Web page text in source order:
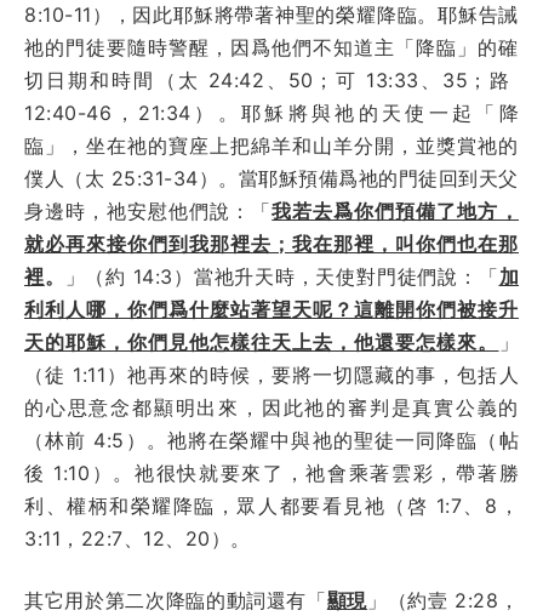
8:10-11），因此耶穌將帶著神聖的榮耀降臨。耶穌告誡
祂的門徒要隨時警醒，因爲他們不知道主「降臨」的確
切日期和時間（太 24:42、50；可 13:33、35；路
12:40-46，21:34）。耶穌將與祂的天使一起「降
臨」，坐在祂的寶座上把綿羊和山羊分開，並獎賞祂的
僕人（太 25:31-34）。當耶穌預備爲祂的門徒回到天父
身邊時，祂安慰他們說：「我若去爲你們預備了地方，
就必再來接你們到我那裡去；我在那裡，叫你們也在那
裡。 」（約 14:3）當祂升天時，天使對門徒們說：「加
利利人哪，你們爲什麼站著望天呢？這離開你們被接升
天的耶穌，你們見他怎樣往天上去，他還要怎樣來。
」
（徒 1:11）祂再來的時候，要將一切隱藏的事，包括人
的心思意念都顯明出來，因此祂的審判是真實公義的
（林前 4:5）。祂將在榮耀中與祂的聖徒一同降臨（帖
後 1:10）。祂很快就要來了，祂會乘著雲彩，帶著勝
利、權柄和榮耀降臨，眾人都要看見祂（啓 1:7、8，
3:11，22:7、12、20）。
其它用於第二次降臨的動詞還有「顯現 」（約壹 2:28，